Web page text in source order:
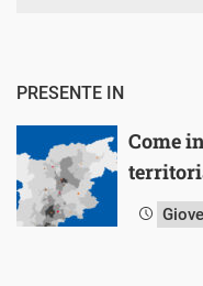
PRESENTE IN
Come